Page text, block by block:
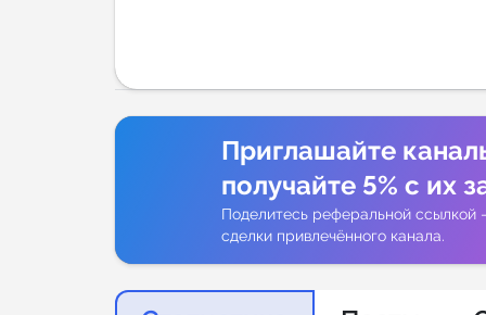
Приглашайте
получайте 5% с их
Поделитесь реферальной ссылкой
сделки привлечённого канала.